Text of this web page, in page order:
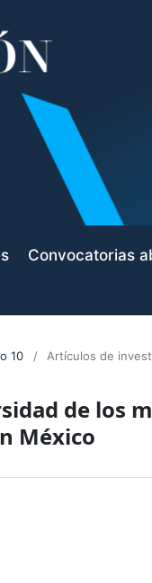
Convocatorias
10 / Artículos de
de los
México